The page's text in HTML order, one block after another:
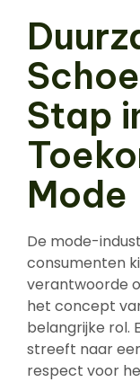
Stap
Mode
De mode-
consumenten
verantwoorde
het concept
belangrijke rol.
streeft naar
respect voor